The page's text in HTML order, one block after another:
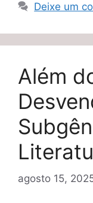
Deixe um
Além
agosto 15,